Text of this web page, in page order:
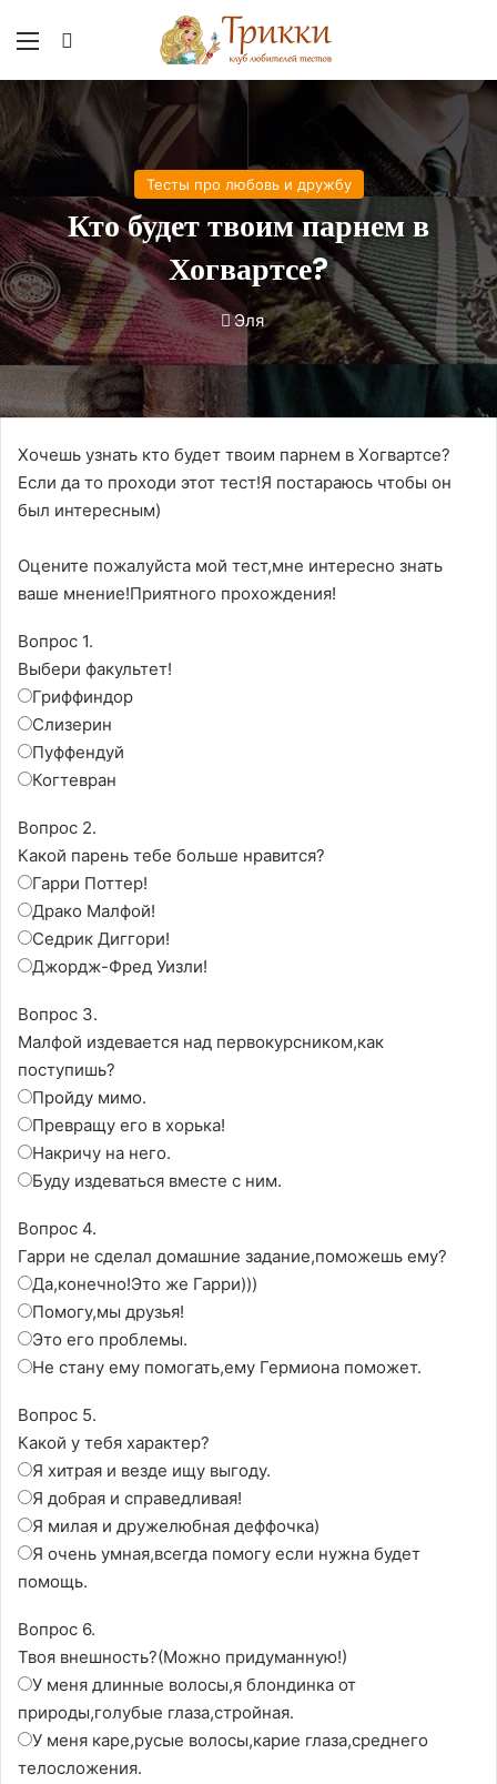
Меню
Тесты про любовь и дружбу
Кто будет твоим парнем в
Хогвартсе?
Эля
Хочешь узнать кто будет твоим парнем в Хогвартсе?
Если да то проходи этот тест!Я постараюсь чтобы он
был интересным)
Оцените пожалуйста мой тест,мне интересно знать
ваше мнение!Приятного прохождения!
Вопрос 1.
Выбери факультет!
Гриффиндор
Слизерин
Пуффендуй
Когтевран
Вопрос 2.
Какой парень тебе больше нравится?
Гарри Поттер!
Драко Малфой!
Седрик Диггори!
Джордж-Фред Уизли!
Вопрос 3.
Малфой издевается над первокурсником,как
поступишь?
Пройду мимо.
Превращу его в хорька!
Накричу на него.
Буду издеваться вместе с ним.
Вопрос 4.
Гарри не сделал домашние задание,поможешь ему?
Да,конечно!Это же Гарри)))
Помогу,мы друзья!
Это его проблемы.
Не стану ему помогать,ему Гермиона поможет.
Вопрос 5.
Какой у тебя характер?
Я хитрая и везде ищу выгоду.
Я добрая и справедливая!
Я милая и дружелюбная деффочка)
Я очень умная,всегда помогу если нужна будет
помощь.
Вопрос 6.
Твоя внешность?(Можно придуманную!)
У меня длинные волосы,я блондинка от
природы,голубые глаза,стройная.
У меня каре,русые волосы,карие глаза,среднего
телосложения.